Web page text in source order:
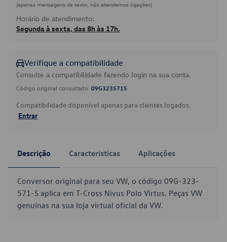
(apenas mensagens de texto, não atendemos ligações)
Horário de atendimento:
Segunda à sexta, das 8h às 17h.
Verifique a compatibilidade
Consulte a compatibilidade fazendo login na sua conta.
Código original consultado: 09G323571S
Compatibilidade disponível apenas para clientes logados.
Entrar
Descrição Características Aplicações
Conversor original para seu VW, o código 09G-323-
571-S aplica em T-Cross Nivus Polo Virtus. Peças VW
genuínas na sua loja virtual oficial da VW.